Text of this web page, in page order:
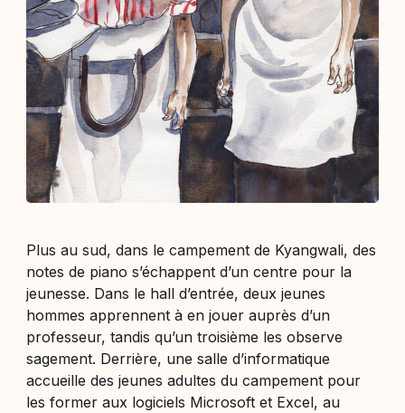
Plus au sud, dans le campement de Kyangwali, des
notes de piano s’échappent d’un centre pour la
jeunesse. Dans le hall d’entrée, deux jeunes
hommes apprennent à en jouer auprès d’un
professeur, tandis qu’un troisième les observe
sagement. Derrière, une salle d’informatique
accueille des jeunes adultes du campement pour
les former aux logiciels Microsoft et Excel, au